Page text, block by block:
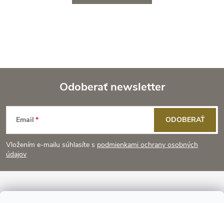
Z
á
p
ä
Odoberať newsletter
Email
Vložením e-mailu súhlasíte s podmienkami ochrany osobných
údajov
ODOBERAŤ
Informácie pre vás